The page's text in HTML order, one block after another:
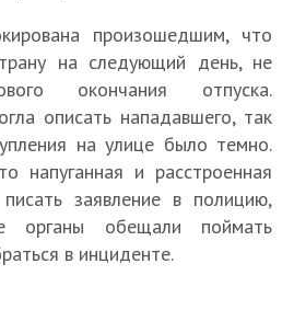
произошедшим, что
на следующий день, не
окончания отпуска.
описать нападавшего, так
на улице было темно.
напуганная и расстроенная
заявление в полицию,
органы обещали поймать
в инциденте.